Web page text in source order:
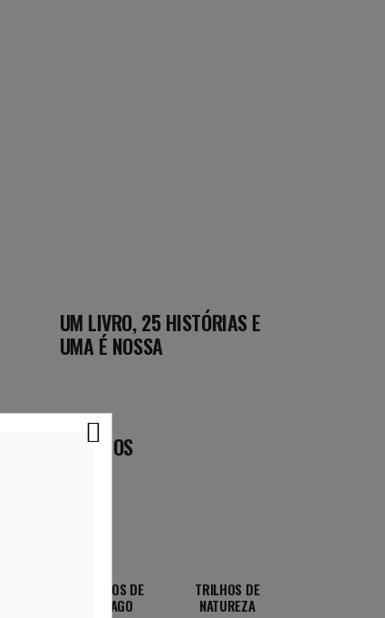
UM LIVRO, 25 HISTÓRIAS E
UMA É NOSSA
DESTINOS
CAMINHOS DE
SANTIAGO
TRILHOS DE
NATUREZA